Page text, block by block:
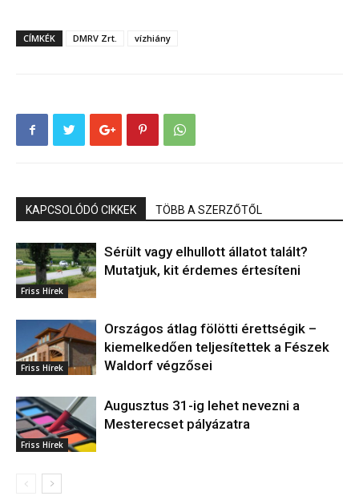
CÍMKÉK DMRV Zrt. vízhiány
KAPCSOLÓDÓ CIKKEK TÖBB A SZERZŐTŐL
Friss Hírek
Sérült vagy elhullott állatot talált?
Mutatjuk, kit érdemes értesíteni
Friss Hírek
Országos átlag fölötti érettségik –
kiemelkedően teljesítettek a Fészek
Waldorf végzősei
Friss Hírek
Augusztus 31-ig lehet nevezni a
Mesterecset pályázatra